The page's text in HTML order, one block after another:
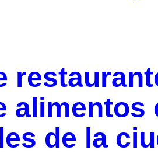
alimentos
de la